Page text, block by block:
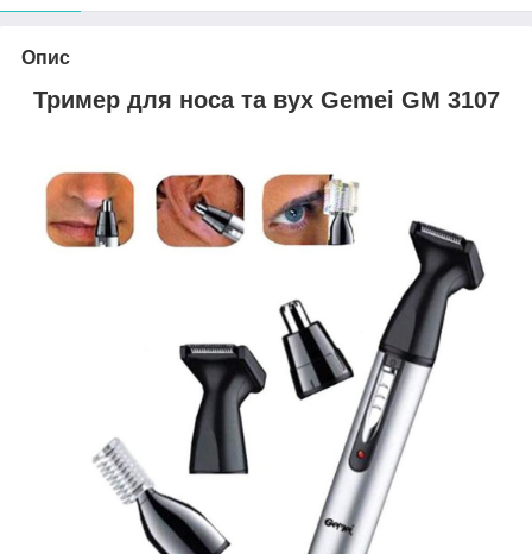
Опис
Тример для носа та вух Gemei GM 3107